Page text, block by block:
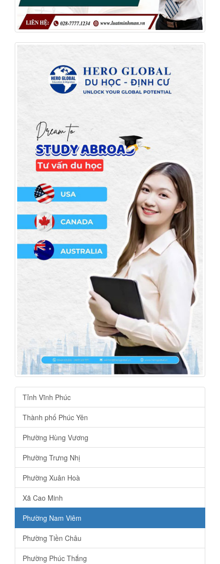
Tỉnh Vĩnh Phúc
Thành phố Phúc Yên
Phường Hùng Vương
Phường Trưng Nhị
Phường Xuân Hoà
Xã Cao Minh
Phường Nam Viêm
Phường Tiền Châu
Phường Phúc Thắng